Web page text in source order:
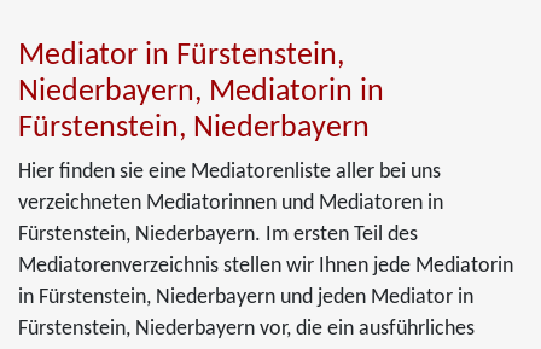
Mediator in Fürstenstein,
Niederbayern, Mediatorin in
Fürstenstein, Niederbayern
Hier finden sie eine Mediatorenliste aller bei uns
verzeichneten Mediatorinnen und Mediatoren in
Fürstenstein, Niederbayern. Im ersten Teil des
Mediatorenverzeichnis stellen wir Ihnen jede Mediatorin
in Fürstenstein, Niederbayern und jeden Mediator in
Fürstenstein, Niederbayern vor, die ein ausführliches